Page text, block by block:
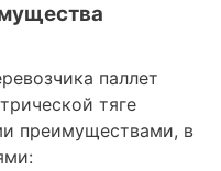
паллет
тяге
преимуществами, в